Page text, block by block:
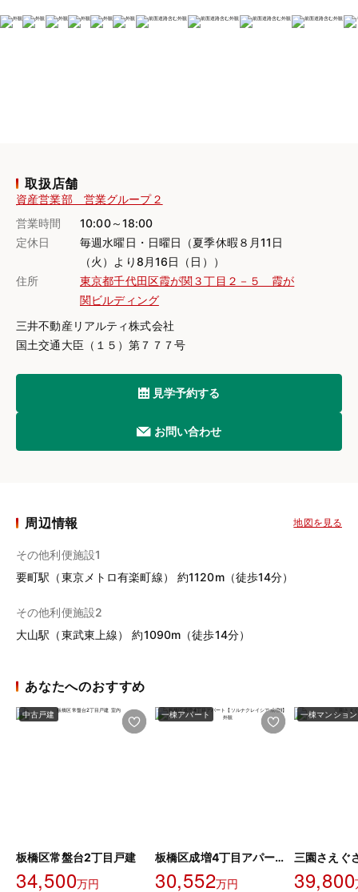
取扱店舗
資産営業部 営業グループ２
営業時間
10:00～18:00
定休日
毎週水曜日・日曜日（夏季休暇８月11日
（火）より8月16日（日））
住所
東京都千代田区霞が関３丁目２－５ 霞が
関ビルディング
三井不動産リアルティ株式会社
国土交通大臣（１５）第７７７号
見学予約する
お問い合わせ
周辺情報 地図を見る
その他利便施設1
要町駅（東京メトロ有楽町線） 約1120m（徒歩14分）
その他利便施設2
大山駅（東武東上線） 約1090m（徒歩14分）
あなたへのおすすめ
中古戸建
板橋区常盤台2丁目戸建
34,500万円
一棟アパート
板橋区成増4丁目アパート【ソルナクレイシア成増Ⅱ】
30,552万円
一棟マンション
三園さえぐ
39,800